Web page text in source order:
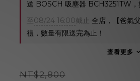
送 BOSCH 吸塵器 BCH3251TW，
至08/24 16:00截止
全店，【爸氣
禮，數量有限送完為止！
查看更多
NT$2,800